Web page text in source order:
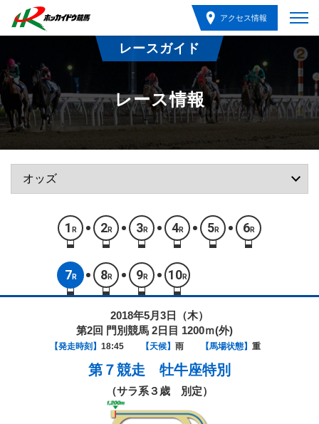
アクセス情報
レースガイド
レース情報
1 R 2R 3R 4R 5R 6R
7 R 8R 9R 10R
2018年5月3日（木）
第2回 門別競馬 2日目 1200ｍ(外)
【発走時刻】 18:45 【天候】 雨 【馬場状態】 重
第７競走 牡牛座特別
（サラ系３歳 別定）